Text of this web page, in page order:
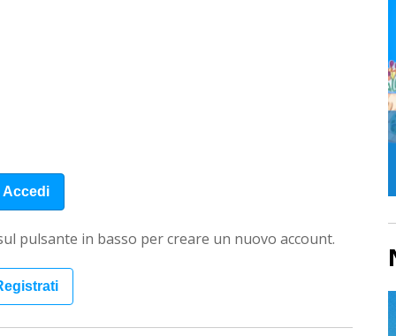
pulsante in basso per creare un nuovo account.